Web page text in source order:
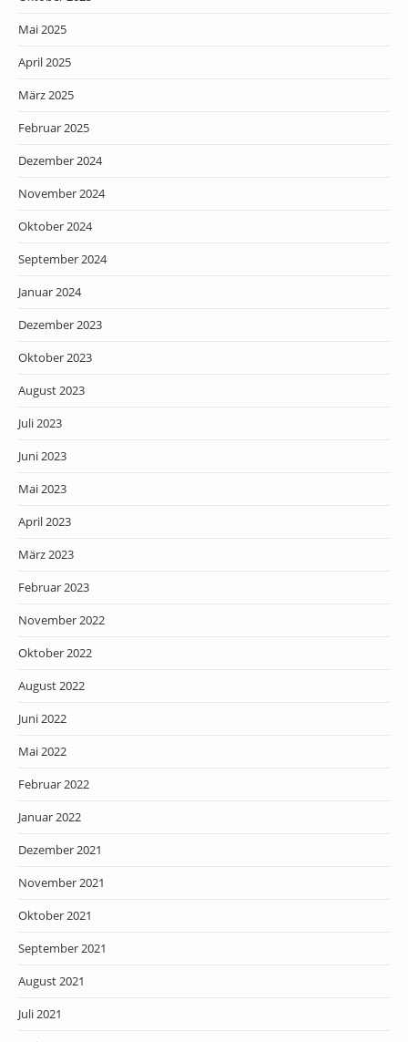
Mai 2025
April 2025
März 2025
Februar 2025
Dezember 2024
November 2024
Oktober 2024
September 2024
Januar 2024
Dezember 2023
Oktober 2023
August 2023
Juli 2023
Juni 2023
Mai 2023
April 2023
März 2023
Februar 2023
November 2022
Oktober 2022
August 2022
Juni 2022
Mai 2022
Februar 2022
Januar 2022
Dezember 2021
November 2021
Oktober 2021
September 2021
August 2021
Juli 2021